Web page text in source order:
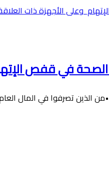
الصحة في قفص
الذين تصرفوا في المال